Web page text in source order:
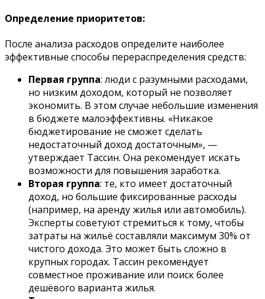
Определение приоритетов:
После анализа расходов определите наиболее
эффективные способы перераспределения средств:
Первая группа: люди с разумными расходами,
но низким доходом, который не позволяет
экономить. В этом случае небольшие изменения
в бюджете малоэффективны. «Никакое
бюджетирование не сможет сделать
недостаточный доход достаточным», —
утверждает Тассин. Она рекомендует искать
возможности для повышения заработка.
Вторая группа: те, кто имеет достаточный
доход, но большие фиксированные расходы
(например, на аренду жилья или автомобиль).
Эксперты советуют стремиться к тому, чтобы
затраты на жильё составляли максимум 30% от
чистого дохода. Это может быть сложно в
крупных городах. Тассин рекомендует
совместное проживание или поиск более
дешёвого варианта жилья.